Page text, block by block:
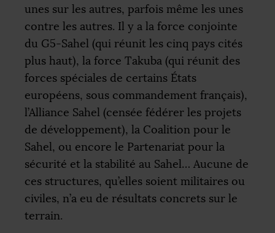
unes sur les autres, parfois même les unes
contre les autres. Il y a la force conjointe
du G5-Sahel (qui réunit les cinq pays cités
plus haut), la force Takuba (qui réunit des
forces spéciales de certains États
européens, sous commandement français),
l’Alliance Sahel (censée fédérer les projets
de développement), la Coalition pour le
Sahel, ou encore le Partenariat pour la
sécurité et la stabilité au Sahel… Aucune de
ces structures, qu’elles soient militaires ou
civiles, n’a eu de résultats concrets sur le
terrain.